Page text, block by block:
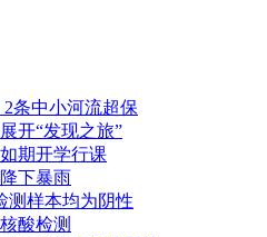
条中小河流超保
开“发现之旅”
期开学行课
下暴雨
测样本均为阴性
酸检测